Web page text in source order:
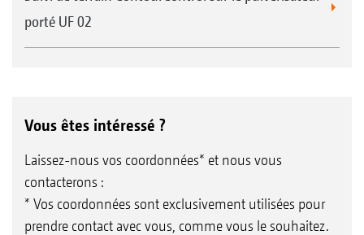
porté UF 02
Vous êtes intéressé ?
Laissez-nous vos coordonnées* et nous vous
contacterons :
* Vos coordonnées sont exclusivement utilisées pour
prendre contact avec vous, comme vous le souhaitez.